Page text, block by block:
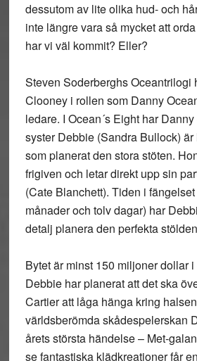
dessutom av lite olika hud- och
inte längre vara så mycket att
har vi väl kommit? Eller?
Steven Soderberghs Oceantrilogi
Clooney i rollen som Danny
ledare. I Ocean´s Eight har
syster Debbie (Sandra Bullock)
som planerat den stora stöten.
frigiven och letar direkt upp sin
(Cate Blanchett). Tiden i fängelset
månader och tolv dagar) har
detalj planera den perfekta
Bytet är minst 150 miljoner dollar
Debbie har planerat att det ska
Cartier att låga hänga kring
världsberömda skådespelerskan
årets största händelse – Met-
se fantastiska klädkreationer får